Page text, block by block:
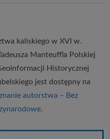
kaliskiego w XVI w.
Manteuffla Polskiej
Historycznej
jest dostępny na
autorstwa – Bez
.